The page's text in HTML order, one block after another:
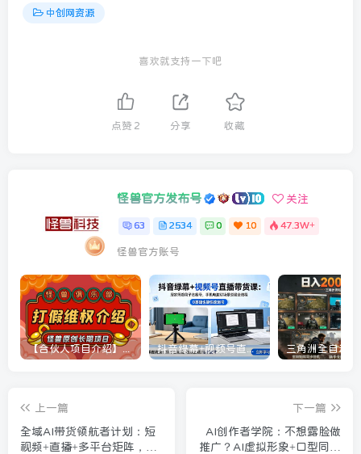
中创网资源
喜欢就支持一下吧
点赞 2 分享 收藏
怪兽官方发布号 关注
63 2534 0 10 47.3W+
怪兽官方账号
【合伙人项目介绍】打假维权项目介绍 抖音绿幕+视频号直播带货课：居家照着稿子念起号，手机电脑双场景搭建全流程
上一篇
全域AI带货领航者计划：短
视频+直播+多平台矩阵，三
下一篇
AI创作者学院：不想露脸做
推广？AI虚拟形象+口型同步